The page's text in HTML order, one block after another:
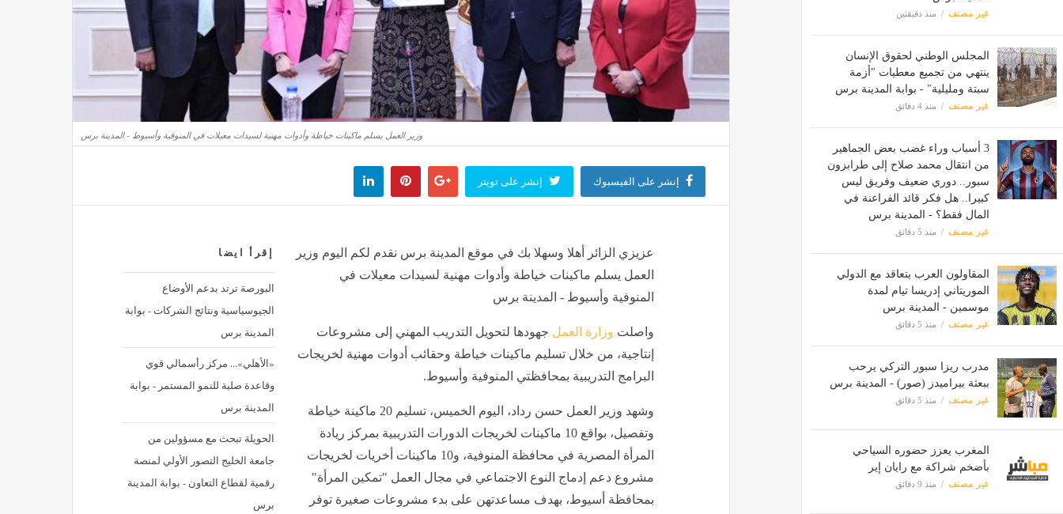
غير مصنف منذ دقيقتين
المجلس الوطني لحقوق الإنسان
ينتهي من تجميع معطيات "أزمة
سبتة ومليلية" - بوابة المدينة برس
غير مصنف منذ 4 دقائق
3 أسباب وراء غضب بعض الجماهير
من انتقال محمد صلاح إلى طرابزون
سبور.. دوري ضعيف وفريق ليس
كبيرا.. هل فكر قائد الفراعنة في
المال فقط؟ - المدينة برس
غير مصنف منذ 5 دقائق
المقاولون العرب يتعاقد مع الدولي
الموريتاني إدريسا تيام لمدة
موسمين - المدينة برس
غير مصنف منذ 5 دقائق
مدرب ريزا سبور التركي يرحب
ببعثة بيراميدز (صور) - المدينة برس
غير مصنف منذ 5 دقائق
المغرب يعزز حضوره السياحي
بأضخم شراكة مع رايان إير
غير مصنف منذ 9 دقائق
وزير العمل يسلم ماكينات خياطة وأدوات مهنية لسيدات معيلات في المنوفية وأسيوط - المدينة برس
إنشر على الفيسبوك إنشر على تويتر
إقرأ ايضا
البورصة ترتد بدعم الأوضاع
الجيوسياسية ونتائج الشركات - بوابة
المدينة برس
«الأهلي»... مركز رأسمالي قوي
وقاعدة صلبة للنمو المستمر - بوابة
المدينة برس
الحويلة تبحث مع مسؤولين من
جامعة الخليج التصور الأولي لمنصة
رقمية لقطاع التعاون - بوابة المدينة
برس
عزيزي الزائر أهلا وسهلا بك في موقع المدينة برس نقدم لكم اليوم وزير
العمل يسلم ماكينات خياطة وأدوات مهنية لسيدات معيلات في
المنوفية وأسيوط - المدينة برس
واصلت وزارة العمل جهودها لتحويل التدريب المهني إلى مشروعات
إنتاجية، من خلال تسليم ماكينات خياطة وحقائب أدوات مهنية لخريجات
البرامج التدريبية بمحافظتي المنوفية وأسيوط.
وشهد وزير العمل حسن رداد، اليوم الخميس، تسليم 20 ماكينة خياطة
وتفصيل، بواقع 10 ماكينات لخريجات الدورات التدريبية بمركز ريادة
المرأة المصرية في محافظة المنوفية، و10 ماكينات أخريات لخريجات
مشروع دعم إدماج النوع الاجتماعي في مجال العمل "تمكين المرأة"
بمحافظة أسيوط، بهدف مساعدتهن على بدء مشروعات صغيرة توفر